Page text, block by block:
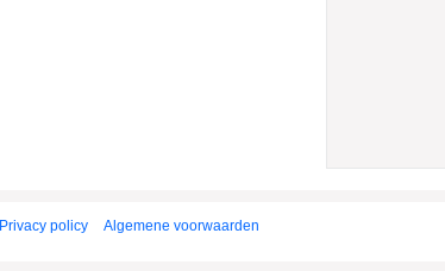
Privacy policy Algemene voorwaarden